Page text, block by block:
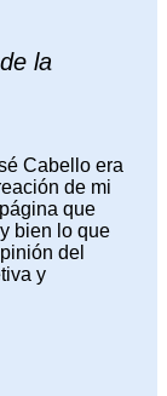
la
Cabello era
de mi
que
bien lo que
del
y